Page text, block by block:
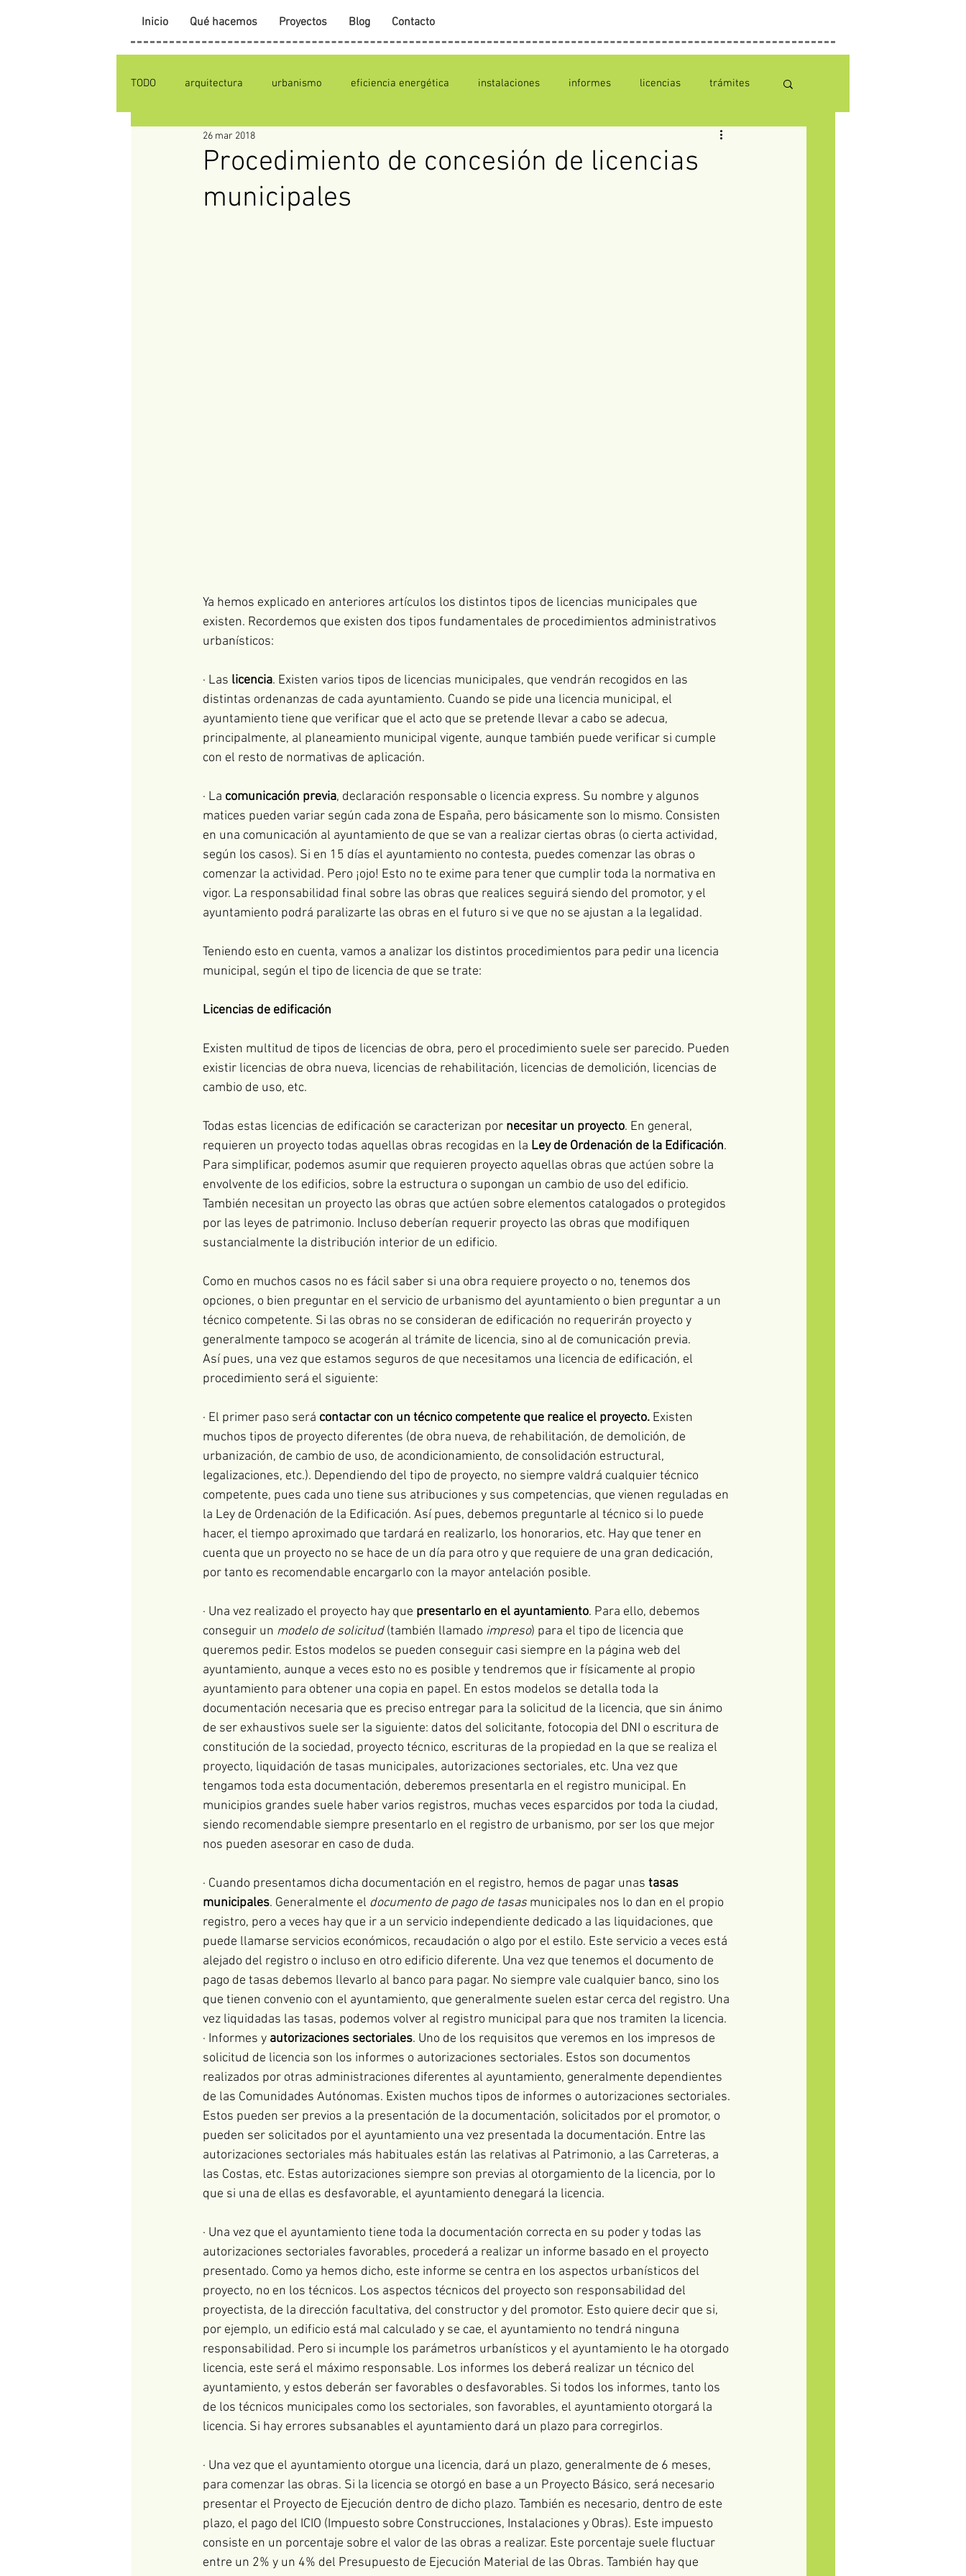
Inicio Qué hacemos Proyectos Blog Contacto
TODO arquitectura urbanismo eficiencia energética instalaciones informes licencias trámites
Procedimiento de concesión de licencias
municipales
26 mar 2018
Ya hemos explicado en anteriores artículos los distintos tipos de licencias municipales que
existen. Recordemos que existen dos tipos fundamentales de procedimientos administrativos
urbanísticos:
· Las licencia. Existen varios tipos de licencias municipales, que vendrán recogidos en las
distintas ordenanzas de cada ayuntamiento. Cuando se pide una licencia municipal, el
ayuntamiento tiene que verificar que el acto que se pretende llevar a cabo se adecua,
principalmente, al planeamiento municipal vigente, aunque también puede verificar si cumple
con el resto de normativas de aplicación.
· La comunicación previa, declaración responsable o licencia express. Su nombre y algunos
matices pueden variar según cada zona de España, pero básicamente son lo mismo. Consisten
en una comunicación al ayuntamiento de que se van a realizar ciertas obras (o cierta actividad,
según los casos). Si en 15 días el ayuntamiento no contesta, puedes comenzar las obras o
comenzar la actividad. Pero ¡ojo! Esto no te exime para tener que cumplir toda la normativa en
vigor. La responsabilidad final sobre las obras que realices seguirá siendo del promotor, y el
ayuntamiento podrá paralizarte las obras en el futuro si ve que no se ajustan a la legalidad.
Teniendo esto en cuenta, vamos a analizar los distintos procedimientos para pedir una licencia
municipal, según el tipo de licencia de que se trate:
Licencias de edificación
Existen multitud de tipos de licencias de obra, pero el procedimiento suele ser parecido. Pueden
existir licencias de obra nueva, licencias de rehabilitación, licencias de demolición, licencias de
cambio de uso, etc.
Todas estas licencias de edificación se caracterizan por necesitar un proyecto. En general,
requieren un proyecto todas aquellas obras recogidas en la Ley de Ordenación de la Edificación.
Para simplificar, podemos asumir que requieren proyecto aquellas obras que actúen sobre la
envolvente de los edificios, sobre la estructura o supongan un cambio de uso del edificio.
También necesitan un proyecto las obras que actúen sobre elementos catalogados o protegidos
por las leyes de patrimonio. Incluso deberían requerir proyecto las obras que modifiquen
sustancialmente la distribución interior de un edificio.
Como en muchos casos no es fácil saber si una obra requiere proyecto o no, tenemos dos
opciones, o bien preguntar en el servicio de urbanismo del ayuntamiento o bien preguntar a un
técnico competente. Si las obras no se consideran de edificación no requerirán proyecto y
generalmente tampoco se acogerán al trámite de licencia, sino al de comunicación previa.
Así pues, una vez que estamos seguros de que necesitamos una licencia de edificación, el
procedimiento será el siguiente:
· El primer paso será contactar con un técnico competente que realice el proyecto. Existen
muchos tipos de proyecto diferentes (de obra nueva, de rehabilitación, de demolición, de
urbanización, de cambio de uso, de acondicionamiento, de consolidación estructural,
legalizaciones, etc.). Dependiendo del tipo de proyecto, no siempre valdrá cualquier técnico
competente, pues cada uno tiene sus atribuciones y sus competencias, que vienen reguladas en
la Ley de Ordenación de la Edificación. Así pues, debemos preguntarle al técnico si lo puede
hacer, el tiempo aproximado que tardará en realizarlo, los honorarios, etc. Hay que tener en
cuenta que un proyecto no se hace de un día para otro y que requiere de una gran dedicación,
por tanto es recomendable encargarlo con la mayor antelación posible.
· Una vez realizado el proyecto hay que presentarlo en el ayuntamiento. Para ello, debemos
conseguir un modelo de solicitud (también llamado impreso) para el tipo de licencia que
queremos pedir. Estos modelos se pueden conseguir casi siempre en la página web del
ayuntamiento, aunque a veces esto no es posible y tendremos que ir físicamente al propio
ayuntamiento para obtener una copia en papel. En estos modelos se detalla toda la
documentación necesaria que es preciso entregar para la solicitud de la licencia, que sin ánimo
de ser exhaustivos suele ser la siguiente: datos del solicitante, fotocopia del DNI o escritura de
constitución de la sociedad, proyecto técnico, escrituras de la propiedad en la que se realiza el
proyecto, liquidación de tasas municipales, autorizaciones sectoriales, etc. Una vez que
tengamos toda esta documentación, deberemos presentarla en el registro municipal. En
municipios grandes suele haber varios registros, muchas veces esparcidos por toda la ciudad,
siendo recomendable siempre presentarlo en el registro de urbanismo, por ser los que mejor
nos pueden asesorar en caso de duda.
· Cuando presentamos dicha documentación en el registro, hemos de pagar unas tasas
municipales. Generalmente el documento de pago de tasas municipales nos lo dan en el propio
registro, pero a veces hay que ir a un servicio independiente dedicado a las liquidaciones, que
puede llamarse servicios económicos, recaudación o algo por el estilo. Este servicio a veces está
alejado del registro o incluso en otro edificio diferente. Una vez que tenemos el documento de
pago de tasas debemos llevarlo al banco para pagar. No siempre vale cualquier banco, sino los
que tienen convenio con el ayuntamiento, que generalmente suelen estar cerca del registro. Una
vez liquidadas las tasas, podemos volver al registro municipal para que nos tramiten la licencia.
· Informes y autorizaciones sectoriales. Uno de los requisitos que veremos en los impresos de
solicitud de licencia son los informes o autorizaciones sectoriales. Estos son documentos
realizados por otras administraciones diferentes al ayuntamiento, generalmente dependientes
de las Comunidades Autónomas. Existen muchos tipos de informes o autorizaciones sectoriales.
Estos pueden ser previos a la presentación de la documentación, solicitados por el promotor, o
pueden ser solicitados por el ayuntamiento una vez presentada la documentación. Entre las
autorizaciones sectoriales más habituales están las relativas al Patrimonio, a las Carreteras, a
las Costas, etc. Estas autorizaciones siempre son previas al otorgamiento de la licencia, por lo
que si una de ellas es desfavorable, el ayuntamiento denegará la licencia.
· Una vez que el ayuntamiento tiene toda la documentación correcta en su poder y todas las
autorizaciones sectoriales favorables, procederá a realizar un informe basado en el proyecto
presentado. Como ya hemos dicho, este informe se centra en los aspectos urbanísticos del
proyecto, no en los técnicos. Los aspectos técnicos del proyecto son responsabilidad del
proyectista, de la dirección facultativa, del constructor y del promotor. Esto quiere decir que si,
por ejemplo, un edificio está mal calculado y se cae, el ayuntamiento no tendrá ninguna
responsabilidad. Pero si incumple los parámetros urbanísticos y el ayuntamiento le ha otorgado
licencia, este será el máximo responsable. Los informes los deberá realizar un técnico del
ayuntamiento, y estos deberán ser favorables o desfavorables. Si todos los informes, tanto los
de los técnicos municipales como los sectoriales, son favorables, el ayuntamiento otorgará la
licencia. Si hay errores subsanables el ayuntamiento dará un plazo para corregirlos.
· Una vez que el ayuntamiento otorgue una licencia, dará un plazo, generalmente de 6 meses,
para comenzar las obras. Si la licencia se otorgó en base a un Proyecto Básico, será necesario
presentar el Proyecto de Ejecución dentro de dicho plazo. También es necesario, dentro de este
plazo, el pago del ICIO (Impuesto sobre Construcciones, Instalaciones y Obras). Este impuesto
consiste en un porcentaje sobre el valor de las obras a realizar. Este porcentaje suele fluctuar
entre un 2% y un 4% del Presupuesto de Ejecución Material de las Obras. También hay que